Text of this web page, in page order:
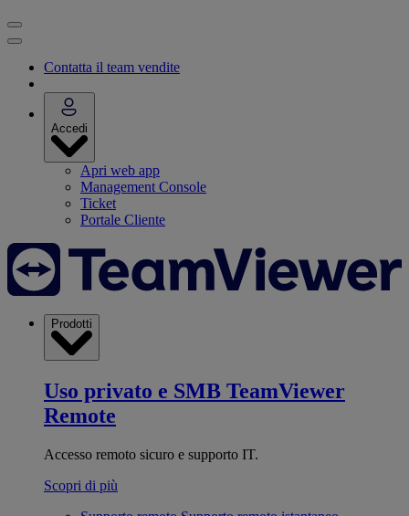
Contatta il team vendite
Accedi
Apri web app
Management Console
Ticket
Portale Cliente
Prodotti
Uso privato e SMB TeamViewer
Remote
Accesso remoto sicuro e supporto IT.
Scopri di più